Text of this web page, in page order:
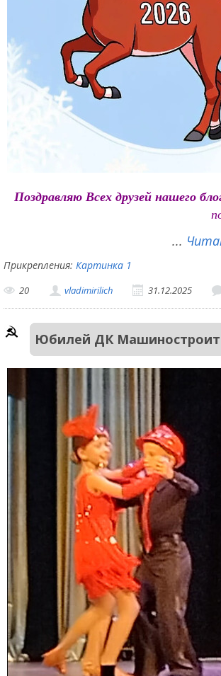
Поздравляю Всех друзей нашего
...
Прикрепления: Картинка 1
20 vladimirilich 31.12.2025
Юбилей ДК